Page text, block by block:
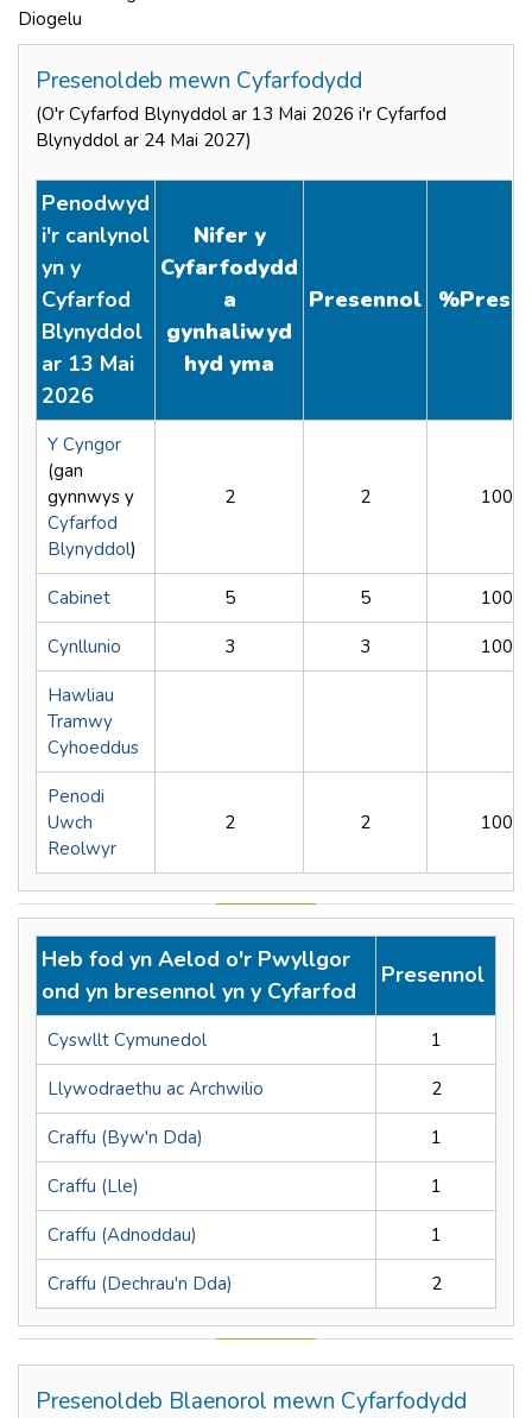
Diogelu
Presenoldeb mewn Cyfarfodydd
(O'r Cyfarfod Blynyddol ar 13 Mai 2026 i'r Cyfarfod
Blynyddol ar 24 Mai 2027)
Penodwyd
i'r canlynol
yn y
Cyfarfod
Blynyddol
ar 13 Mai
2026
Nifer y
Cyfarfodydd
a
gynhaliwyd
hyd yma
Presennol %
Y Cyngor
(gan
gynnwys y
Cyfarfod
Blynyddol)
2 2 100%
Cabinet 5 5 100%
Cynllunio 3 3 100%
Hawliau
Tramwy
Cyhoeddus
Penodi
Uwch
Reolwyr
2 2 100%
Heb fod yn Aelod o'r Pwyllgor
ond yn bresennol yn y Cyfarfod
Presennol
Cyswllt Cymunedol 1
Llywodraethu ac Archwilio 2
Craffu (Byw'n Dda) 1
Craffu (Lle) 1
Craffu (Adnoddau) 1
Craffu (Dechrau'n Dda) 2
Presenoldeb Blaenorol mewn Cyfarfodydd